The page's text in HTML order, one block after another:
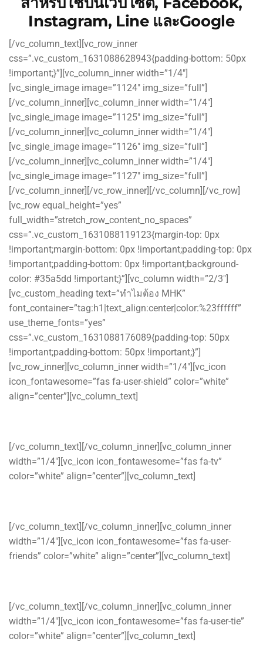
Instagram, Line และGoogle
[/vc_column_text][vc_row_inner
css=”.vc_custom_1631088628943{padding-bottom: 50px
!important;}”][vc_column_inner width=”1/4″]
[vc_single_image image=”1124″ img_size=”full”]
[/vc_column_inner][vc_column_inner width=”1/4″]
[vc_single_image image=”1125″ img_size=”full”]
[/vc_column_inner][vc_column_inner width=”1/4″]
[vc_single_image image=”1126″ img_size=”full”]
[/vc_column_inner][vc_column_inner width=”1/4″]
[vc_single_image image=”1127″ img_size=”full”]
[/vc_column_inner][/vc_row_inner][/vc_column][/vc_row]
[vc_row equal_height=”yes”
full_width=”stretch_row_content_no_spaces”
css=”.vc_custom_1631088119123{margin-top: 0px
!important;margin-bottom: 0px !important;padding-top: 0px
!important;padding-bottom: 0px !important;background-
color: #35a5dd !important;}”][vc_column width=”2/3″]
[vc_custom_heading text=”ทำไมต้อง MHK”
font_container=”tag:h1|text_align:center|color:%23ffffff”
use_theme_fonts=”yes”
css=”.vc_custom_1631088176089{padding-top: 50px
!important;padding-bottom: 50px !important;}”]
[vc_row_inner][vc_column_inner width=”1/4″][vc_icon
icon_fontawesome=”fas fa-user-shield” color=”white”
align=”center”][vc_column_text]
[/vc_column_text][/vc_column_inner][vc_column_inner
width=”1/4″][vc_icon icon_fontawesome=”fas fa-tv”
color=”white” align=”center”][vc_column_text]
[/vc_column_text][/vc_column_inner][vc_column_inner
width=”1/4″][vc_icon icon_fontawesome=”fas fa-user-
friends” color=”white” align=”center”][vc_column_text]
[/vc_column_text][/vc_column_inner][vc_column_inner
width=”1/4″][vc_icon icon_fontawesome=”fas fa-user-tie”
color=”white” align=”center”][vc_column_text]